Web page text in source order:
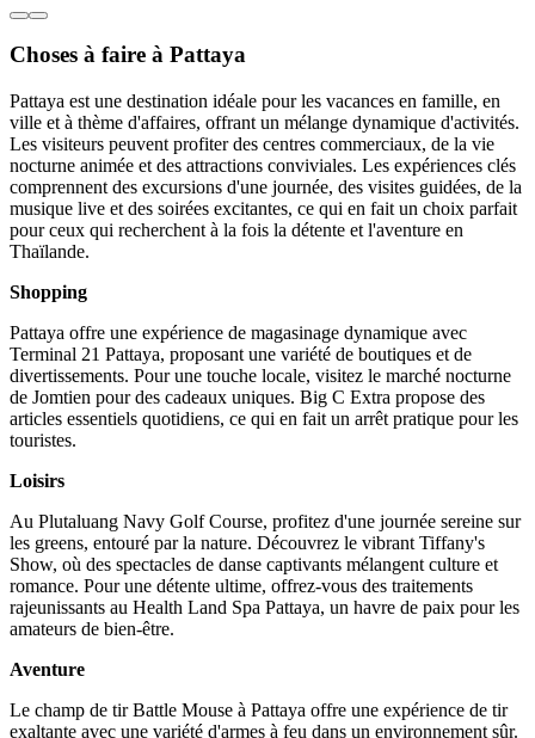
Choses à faire à Pattaya
Pattaya est une destination idéale pour les vacances en famille, en
ville et à thème d'affaires, offrant un mélange dynamique d'activités.
Les visiteurs peuvent profiter des centres commerciaux, de la vie
nocturne animée et des attractions conviviales. Les expériences clés
comprennent des excursions d'une journée, des visites guidées, de la
musique live et des soirées excitantes, ce qui en fait un choix parfait
pour ceux qui recherchent à la fois la détente et l'aventure en
Thaïlande.
Shopping
Pattaya offre une expérience de magasinage dynamique avec
Terminal 21 Pattaya, proposant une variété de boutiques et de
divertissements. Pour une touche locale, visitez le marché nocturne
de Jomtien pour des cadeaux uniques. Big C Extra propose des
articles essentiels quotidiens, ce qui en fait un arrêt pratique pour les
touristes.
Loisirs
Au Plutaluang Navy Golf Course, profitez d'une journée sereine sur
les greens, entouré par la nature. Découvrez le vibrant Tiffany's
Show, où des spectacles de danse captivants mélangent culture et
romance. Pour une détente ultime, offrez-vous des traitements
rajeunissants au Health Land Spa Pattaya, un havre de paix pour les
amateurs de bien-être.
Aventure
Le champ de tir Battle Mouse à Pattaya offre une expérience de tir
exaltante avec une variété d'armes à feu dans un environnement sûr.